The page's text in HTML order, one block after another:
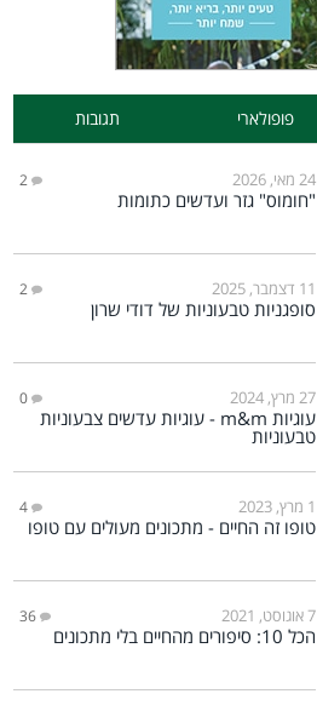
פופולארי תגובות
24 מאי, 2026 2
"חומוס" גזר ועדשים כתומות
11 דצמבר, 2025 2
סופגניות טבעוניות של דודי שרון
27 מרץ, 2024 0
עוגיות m&m - עוגיות עדשים צבעוניות
טבעוניות
1 מרץ, 2023 4
טופו זה החיים - מתכונים מעולים עם טופו
7 אוגוסט, 2021 36
הכל 10: סיפורים מהחיים בלי מתכונים